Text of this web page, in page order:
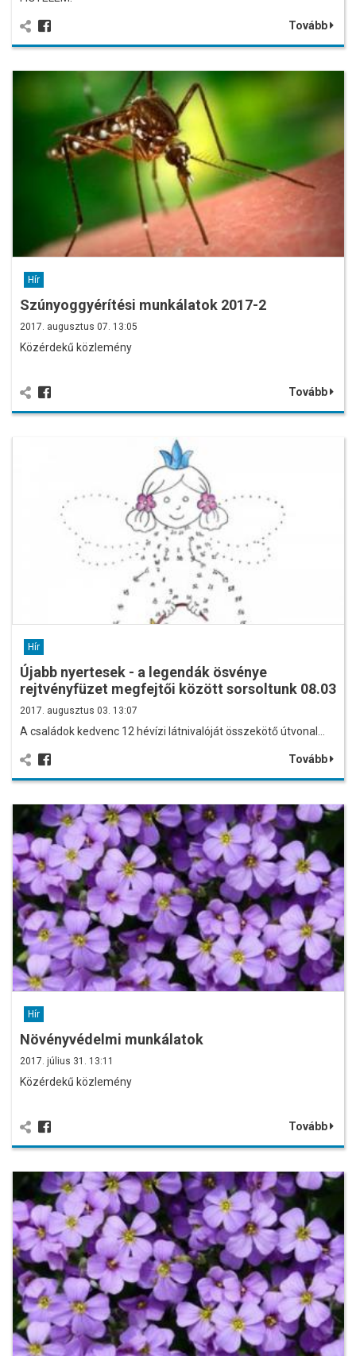
Tovább
Hír
Szúnyoggyérítési munkálatok 2017-2
2017. augusztus 07. 13:05
Közérdekű közlemény
Tovább
Hír
Újabb nyertesek - a legendák ösvénye
rejtvényfüzet megfejtői között sorsoltunk 08.03
2017. augusztus 03. 13:07
A családok kedvenc 12 hévízi látnivalóját összekötő útvonal…
Tovább
Hír
Növényvédelmi munkálatok
2017. július 31. 13:11
Közérdekű közlemény
Tovább